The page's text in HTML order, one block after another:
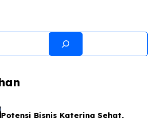
Find X9 ini. Desain dan Tampilan
X9 Pro hadir dalam dua pilihan
Find X9 menawarkan tiga ...
Potensi Bisnis Katering Sehat,